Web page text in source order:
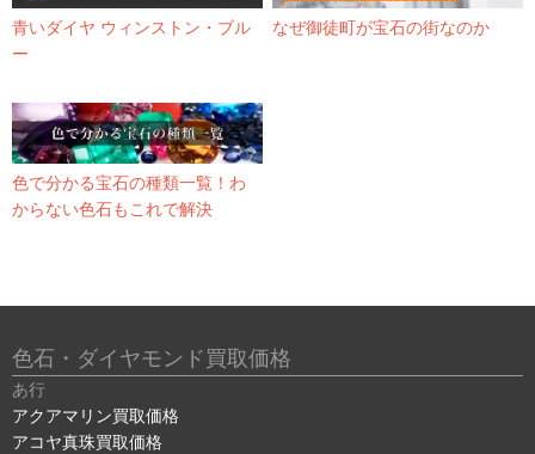
青いダイヤ ウィンストン・ブル
ー
なぜ御徒町が宝石の街なのか
色で分かる宝石の種類一覧！わ
からない色石もこれで解決
色石・ダイヤモンド買取価格
あ行
アクアマリン買取価格
アコヤ真珠買取価格